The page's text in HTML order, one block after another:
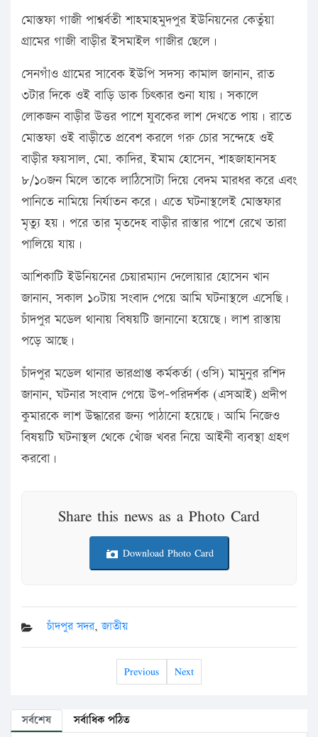
মোস্তফা গাজী পাশ্বর্বতী শাহমাহমুদপুর ইউনিয়নের কেতুঁয়া
গ্রামের গাজী বাড়ীর ইসমাইল গাজীর ছেলে।
সেনগাঁও গ্রামের সাবেক ইউপি সদস্য কামাল জানান, রাত
৩টার দিকে ওই বাড়ি ডাক চিৎকার শুনা যায়। সকালে
লোকজন বাড়ীর উত্তর পাশে যুবকের লাশ দেখতে পায়। রাতে
মোস্তফা ওই বাড়ীতে প্রবেশ করলে গরু চোর সন্দেহে ওই
বাড়ীর ফয়সাল, মো. কাদির, ইমাম হোসেন, শাহজাহানসহ
৮/১০জন মিলে তাকে লাঠিসোটা দিয়ে বেদম মারধর করে এবং
পানিতে নামিয়ে নির্যাতন করে। এতে ঘটনাস্থলেই মোস্তফার
মৃত্যু হয়। পরে তার মৃতদেহ বাড়ীর রাস্তার পাশে রেখে তারা
পালিয়ে যায়।
আশিকাটি ইউনিয়নের চেয়ারম্যান দেলোয়ার হোসেন খান
জানান, সকাল ১০টায় সংবাদ পেয়ে আমি ঘটনাস্থলে এসেছি।
চাঁদপুর মডেল থানায় বিষয়টি জানানো হয়েছে। লাশ রাস্তায়
পড়ে আছে।
চাঁদপুর মডেল থানার ভারপ্রাপ্ত কর্মকর্তা (ওসি) মামুনুর রশিদ
জানান, ঘটনার সংবাদ পেয়ে উপ-পরিদর্শক (এসআই) প্রদীপ
কুমারকে লাশ উদ্ধারের জন্য পাঠানো হয়েছে। আমি নিজেও
বিষয়টি ঘটনাস্থল থেকে খোঁজ খবর নিয়ে আইনী ব্যবস্থা গ্রহণ
করবো।
Share this news as a Photo Card
Download Photo Card
চাঁদপুর সদর,জাতীয়
Previous Next
সর্বশেষ সর্বাধিক পঠিত